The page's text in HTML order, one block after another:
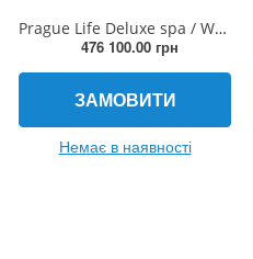
Prague Life Deluxe spa / WM00800-D, 6 місць, 200 × 200 × 90 cm
476 100.00 грн
ЗАМОВИТИ
Немає в наявності